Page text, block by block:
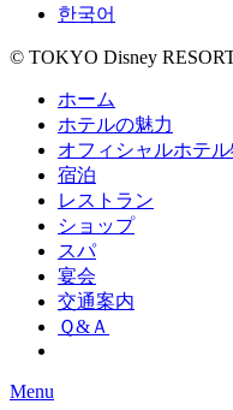
한국어
© TOKYO Disney
ホーム
ホテルの魅力
オフィシャルホテ
宿泊
レストラン
ショップ
スパ
宴会
交通案内
Ｑ&Ａ
Menu